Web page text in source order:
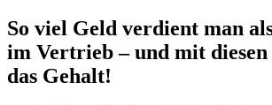
So viel Geld verdient man
im Vertrieb – und mit
das Gehalt!